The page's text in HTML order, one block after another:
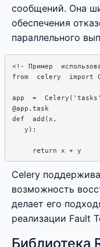
сообщений. Она
обеспечения
параллельного
<!- Пример
from  celery  import
app  =
@app.task
def  add(x,
   y):
Celery
возможность
делает его
реализации Fault
Библиотека